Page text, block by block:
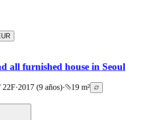
all furnished house in Seoul
22F·2017 (9 años)· 19 m²